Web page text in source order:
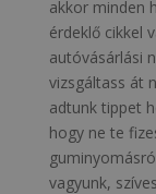
akkor minden
érdeklő cikkel
autóvásárlási
vizsgáltass át
adtunk tippet
hogy ne te
vagyunk,